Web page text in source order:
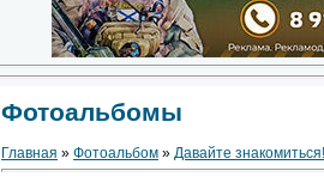
Фотоальбомы
Главная » Фотоальбом » Давайте знакомиться!